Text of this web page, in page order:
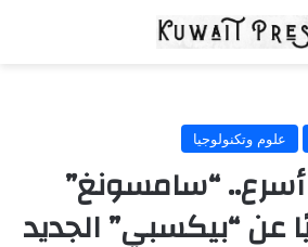
علوم وتكنولوجيا
“سامسونغ”
“بيكسبي” الجديد